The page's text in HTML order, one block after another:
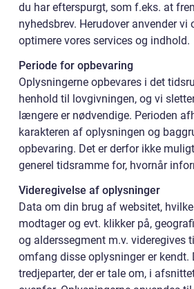
du har efterspurgt, som f.eks. at
nyhedsbrev. Herudover anvender
optimere vores services og indhold.
Periode for opbevaring
Oplysningerne opbevares i det
henhold til lovgivningen, og vi
længere er nødvendige. Perioden
karakteren af oplysningen og
opbevaring. Det er derfor ikke
generel tidsramme for, hvornår
Videregivelse af oplysninger
Data om din brug af websitet,
modtager og evt. klikker på,
og alderssegment m.v. videregives
omfang disse oplysninger er kendt.
tredjeparter, der er tale om, i